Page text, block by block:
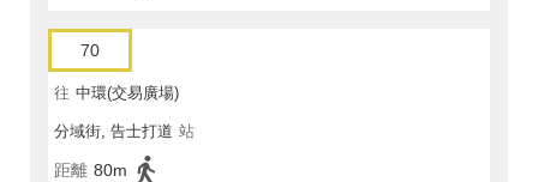
70
往 中環(交易廣場)
分域街, 告士打道 站
距離 80m